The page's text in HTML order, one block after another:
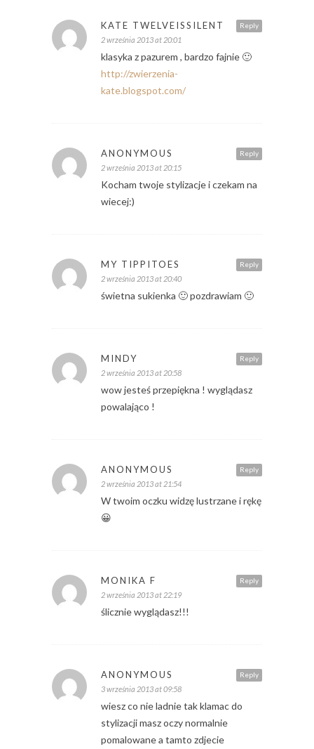
Reply
KATE TWELVEISSILENT
2 września 2013 at 20:01
klasyka z pazurem , bardzo fajnie 🙂
http://zwierzenia-
kate.blogspot.com/
Reply
ANONYMOUS
2 września 2013 at 20:15
Kocham twoje stylizacje i czekam na
wiecej:)
Reply
MY TIPPITOES
2 września 2013 at 20:40
świetna sukienka 🙂 pozdrawiam 🙂
Reply
MINDY
2 września 2013 at 20:58
wow jesteś przepiękna ! wyglądasz
powalająco !
Reply
ANONYMOUS
2 września 2013 at 21:54
W twoim oczku widzę lustrzane i rękę
😀
Reply
MONIKA F
2 września 2013 at 22:19
ślicznie wyglądasz!!!
Reply
ANONYMOUS
3 września 2013 at 09:58
wiesz co nie ladnie tak klamac do
stylizacji masz oczy normalnie
pomalowane a tamto zdjecie